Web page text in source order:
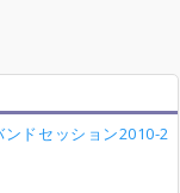
ンドセッション2010-2